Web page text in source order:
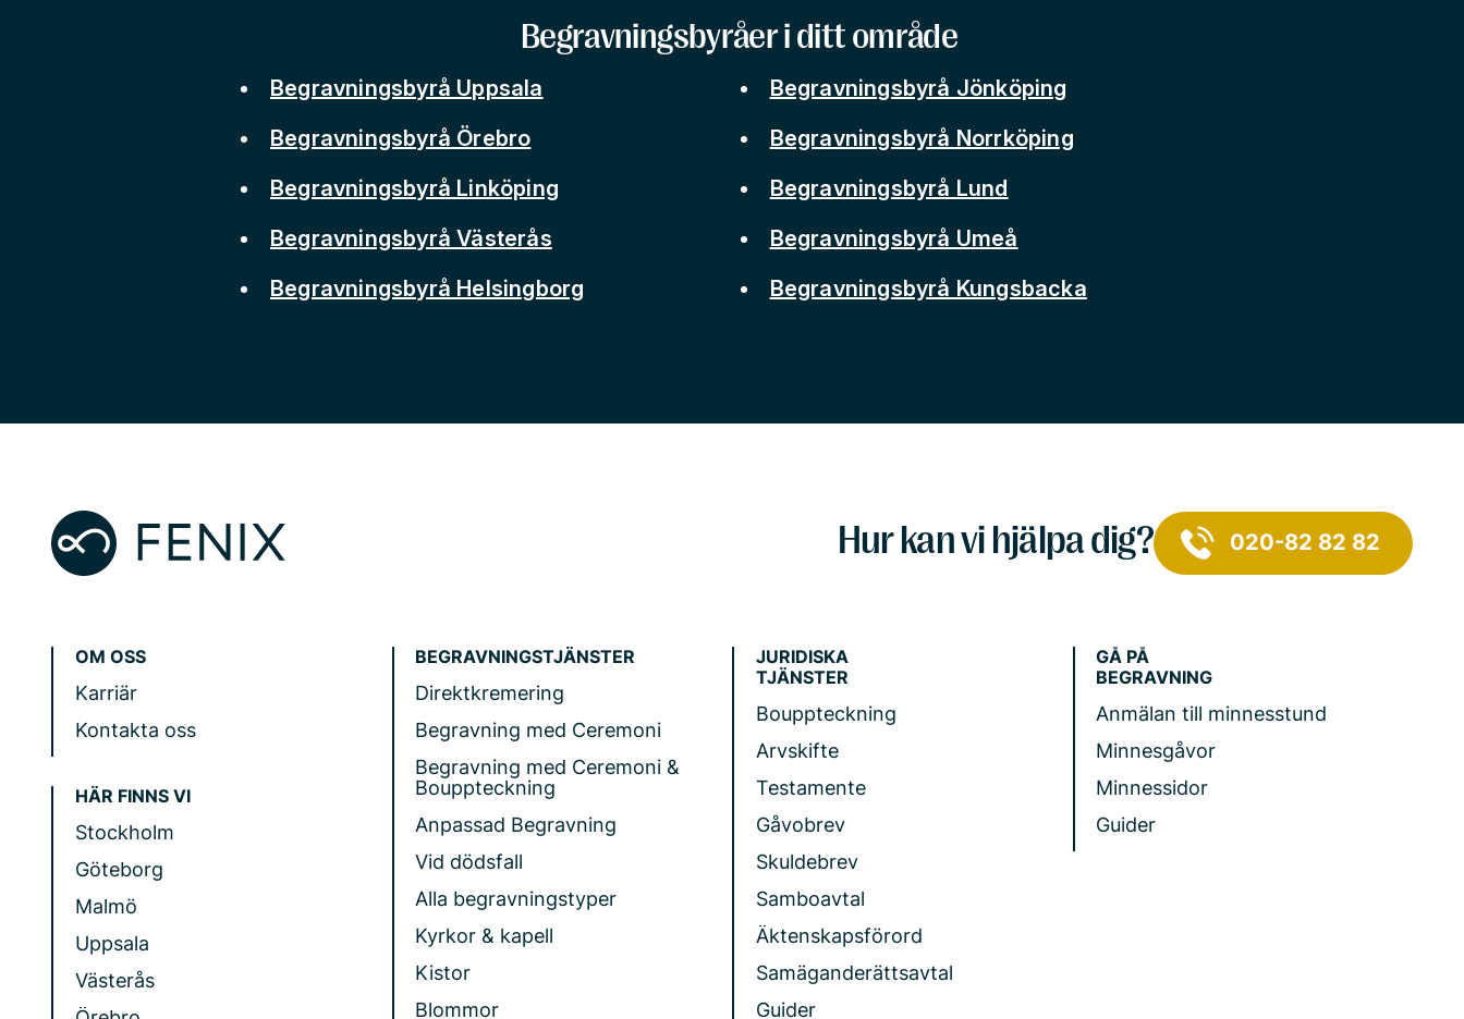
Begravningsbyråer i ditt område
Begravningsbyrå Uppsala
Begravningsbyrå Örebro
Begravningsbyrå Linköping
Begravningsbyrå Västerås
Begravningsbyrå Helsingborg
Begravningsbyrå Jönköping
Begravningsbyrå Norrköping
Begravningsbyrå Lund
Begravningsbyrå Umeå
Begravningsbyrå Kungsbacka
Hur kan vi hjälpa dig? 020-82 82 82
OM OSS
Karriär
Kontakta oss
HÄR FINNS VI
Stockholm
Göteborg
Malmö
Uppsala
Västerås
BEGRAVNINGSTJÄNSTER
Direktkremering
Begravning med Ceremoni
Begravning med Ceremoni &
Bouppteckning
Anpassad Begravning
Vid dödsfall
Alla begravningstyper
Kyrkor & kapell
Kistor
Blommor
JURIDISKA
TJÄNSTER
Bouppteckning
Arvskifte
Testamente
Gåvobrev
Skuldebrev
Samboavtal
Äktenskapsförord
Samäganderättsavtal
Guider
GÅ PÅ
BEGRAVNING
Anmälan till minnesstund
Minnesgåvor
Minnessidor
Guider